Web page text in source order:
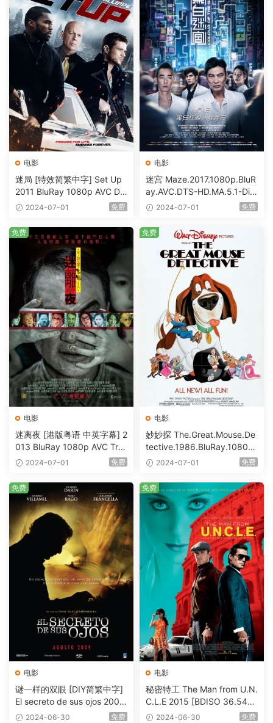
电影
迷局 [特效简繁中字] Set Up
2011 BluRay 1080p AVC DT
S-HD MA5.1-shhaclm@CHD
2024-07-01 免费
电影
迷宫 Maze.2017.1080p.BluR
ay.AVC.DTS-HD.MA.5.1-DiY
@HDHome [BDISO 19.7GB]
2024-07-01 免费
电影
迷离夜 [港版粤语 中英字幕] 2
013 BluRay 1080p AVC Tru
eHD5.1 [BDISO 22.64GB]
2024-07-01 免费
免费
电影
妙妙探 The.Great.Mouse.De
tective.1986.BluRay.1080p.
AVC.DTS-HD.MA.5.1-HDHo
2024-07-01 免费
免费
电影
谜一样的双眼 [DIY简繁中字]
El secreto de sus ojos 2009
1080p Blu-ray AVC DTS-HD
2024-06-30 免费
免费
电影
秘密特工 The Man from U.N.
C.L.E 2015 [BDISO 36.54G
B] 2024-06-30 免费
免费